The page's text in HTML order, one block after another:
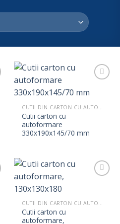
CUTII DIN CARTON CU AUTOFORMARE
Cutii carton cu
autoformare
330x190x145/70 mm
CUTII DIN CARTON CU AUTOFORMARE
Cutii carton cu
autoformare,